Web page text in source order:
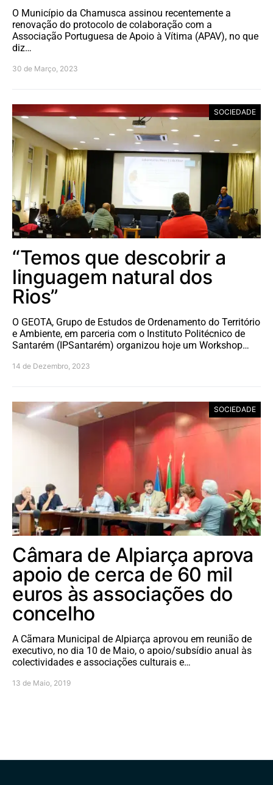
O Município da Chamusca assinou recentemente a
renovação do protocolo de colaboração com a
Associação Portuguesa de Apoio à Vítima (APAV), no que
diz…
30 de Março, 2023
SOCIEDADE
“Temos que descobrir a
linguagem natural dos
Rios”
O GEOTA, Grupo de Estudos de Ordenamento do Território
e Ambiente, em parceria com o Instituto Politécnico de
Santarém (IPSantarém) organizou hoje um Workshop…
14 de Dezembro, 2023
SOCIEDADE
Câmara de Alpiarça aprova
apoio de cerca de 60 mil
euros às associações do
concelho
A Cãmara Municipal de Alpiarça aprovou em reunião de
executivo, no dia 10 de Maio, o apoio/subsídio anual às
colectividades e associações culturais e…
13 de Maio, 2019